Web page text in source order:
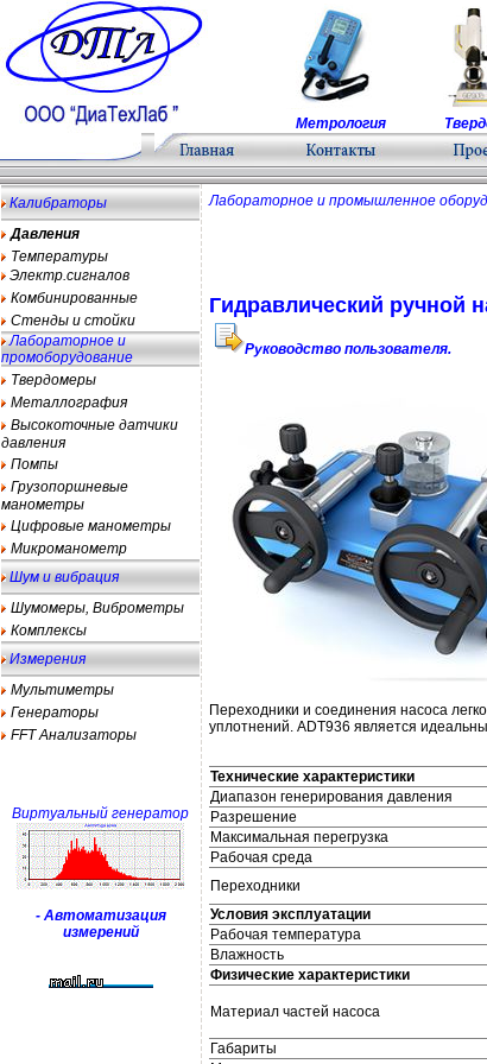
Метрология
Калибраторы
Давления
Температуры
Электр.сигналов
Комбинированные
Стенды и стойки
Лабораторное и
промоборудование
Твердомеры
Металлография
Высокоточные датчики
давления
Помпы
Грузопоршневые
манометры
Цифровые манометры
Микроманометр
Шум и вибрация
Шумомеры, Виброметры
Комплексы
Измерения
Мультиметры
Генераторы
FFT Анализаторы
Виртуальный генератор
- Автоматизация
измерений
Лабораторное и промышленное
Гидравлический ручной
Руководство пользователя.
Переходники и соединения насоса
уплотнений. ADT936 является
Технические характеристики
Диапазон генерирования давления
Разрешение
Максимальная перегрузка
Рабочая среда
Переходники
Условия эксплуатации
Рабочая температура
Влажность
Физические характеристики
Материал частей насоса
Габариты